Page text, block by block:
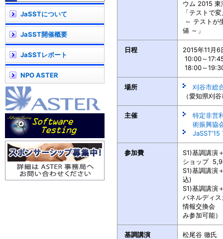
ウム 2015 東
「テストで
～ テストが
値 ～」
日程
2015年11月
10:00～
18:00～
場所
刈谷市総
（愛知県刈
主催
特定非営
術振興協
JaSST'15
参加費
S1)基調講演
ショップ
S1)基調講演
込)
S1)基調講演
パネルディ
情報交換会
み参加可能）
基調講演 松尾谷 徹氏
JaSSTについて
JaSST開催概要
JaSSTレポート
NPO ASTER